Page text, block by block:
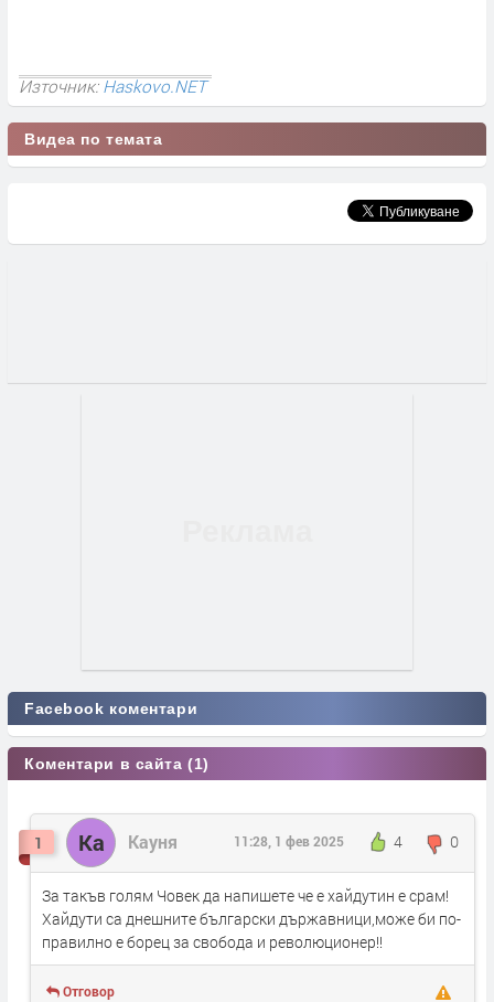
Източник:Haskovo.NET
Видеа по темата
Facebook коментари
Коментари в сайта (1)
1 Ка Кауня 4 0
11:28, 1 фев 2025
За такъв голям Човек да напишете че е хайдутин е срам!
Хайдути са днешните български държавници,може би по-
правилно е борец за свобода и революционер!!
Отговор